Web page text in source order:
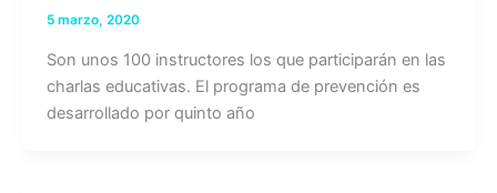
5 marzo, 2020
Son unos 100 instructores los que participarán en las
charlas educativas. El programa de prevención es
desarrollado por quinto año